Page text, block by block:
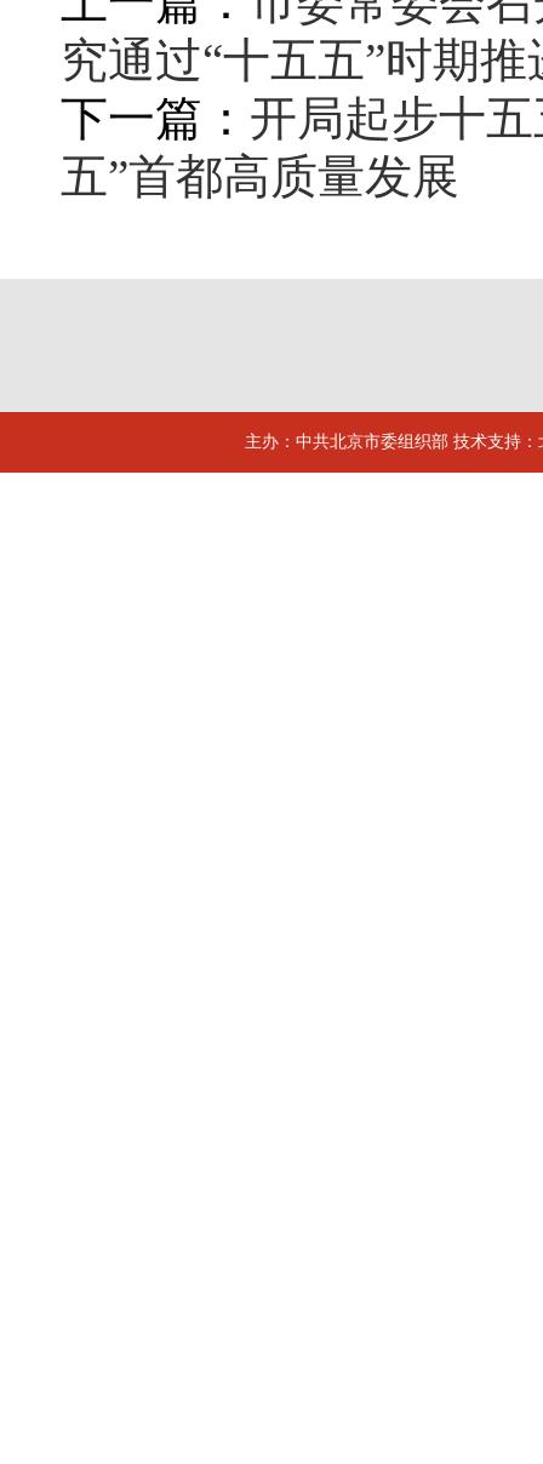
究通过“十五五”时期
下一篇： 开局起步十
五”首都高质量发展
主办：中共北京市委组织部 技术支持